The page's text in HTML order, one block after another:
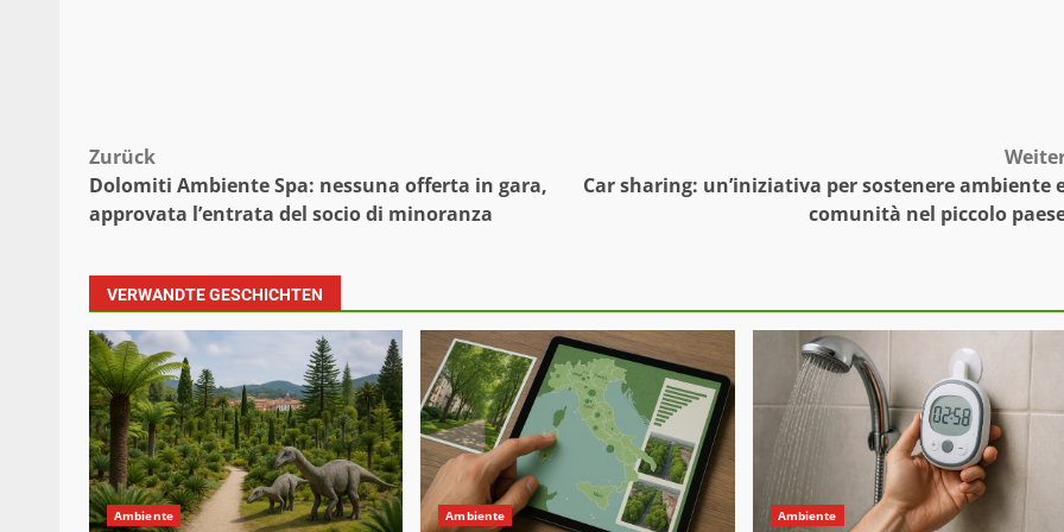
Beitragsnavigation
Zurück
Dolomiti Ambiente Spa: nessuna offerta in gara,
approvata l’entrata del socio di minoranza
Car sharing: un’iniziativa per sostenere ambiente
comunità nel piccolo
VERWANDTE GESCHICHTEN
Ambiente Ambiente Ambiente